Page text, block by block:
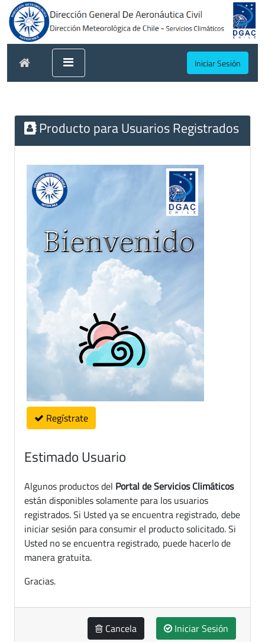
Iniciar Sesión
Producto para Usuarios Registrados
Regístrate
Estimado Usuario
Algunos productos del Portal de Servicios Climáticos
están disponibles solamente para los usuarios
registrados. Si Usted ya se encuentra registrado, debe
iniciar sesión para consumir el producto solicitado. Si
Usted no se encuentra registrado, puede hacerlo de
manera gratuita.
Gracias.
Cancela Iniciar Sesión